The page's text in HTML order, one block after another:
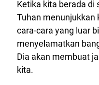
Ketika kita berada di
Tuhan menunjukkan
cara-cara yang luar
menyelamatkan
Dia akan membuat
kita.